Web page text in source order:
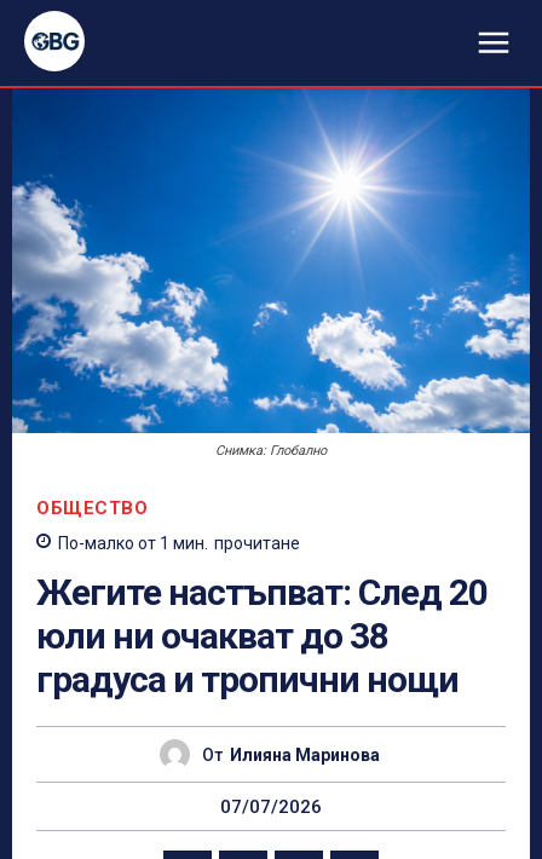
Снимка: Глобално
ОБЩЕСТВО
По-малко от 1 мин. прочитане
Жегите настъпват: След 20
юли ни очакват до 38
градуса и тропични нощи
От Илияна Маринова
07/07/2026